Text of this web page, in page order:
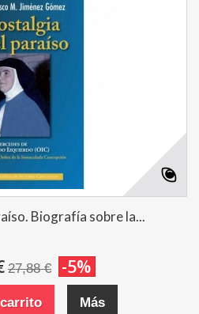
Biografía sobre la...
27,88 € -5%
Más